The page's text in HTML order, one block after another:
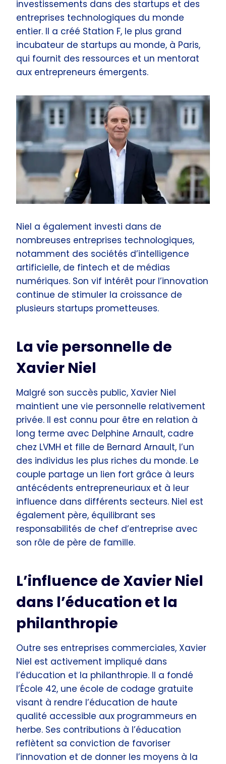
investissements dans des startups et des
entreprises technologiques du monde
entier. Il a créé Station F, le plus grand
incubateur de startups au monde, à Paris,
qui fournit des ressources et un mentorat
aux entrepreneurs émergents.
Niel a également investi dans de
nombreuses entreprises technologiques,
notamment des sociétés d’intelligence
artificielle, de fintech et de médias
numériques. Son vif intérêt pour l’innovation
continue de stimuler la croissance de
plusieurs startups prometteuses.
La vie personnelle de
Xavier Niel
Malgré son succès public, Xavier Niel
maintient une vie personnelle relativement
privée. Il est connu pour être en relation à
long terme avec Delphine Arnault, cadre
chez LVMH et fille de Bernard Arnault, l’un
des individus les plus riches du monde. Le
couple partage un lien fort grâce à leurs
antécédents entrepreneuriaux et à leur
influence dans différents secteurs. Niel est
également père, équilibrant ses
responsabilités de chef d’entreprise avec
son rôle de père de famille.
L’influence de Xavier Niel
dans l’éducation et la
philanthropie
Outre ses entreprises commerciales, Xavier
Niel est activement impliqué dans
l’éducation et la philanthropie. Il a fondé
l’École 42, une école de codage gratuite
visant à rendre l’éducation de haute
qualité accessible aux programmeurs en
herbe. Ses contributions à l’éducation
reflètent sa conviction de favoriser
l’innovation et de donner les moyens à la